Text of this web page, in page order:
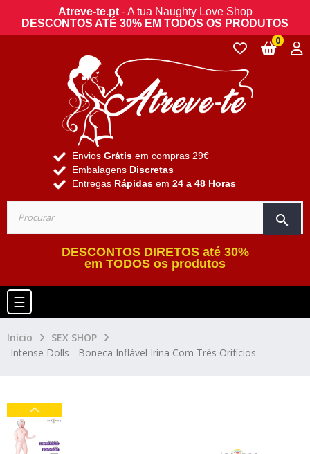
Atreve-te.pt- A tua Naughty Love Shop
DESCONTOS ATÉ 30% EM TODOS OS PRODUTOS
Envios Grátis em compras 29€
Embalagens Discretas
Entregas Rápidas em 24 a 48 Horas
search
0
DESCONTOS DIRETOS até 30%
em TODOS os produtos
Toggle navigation
☰
Início
SEX SHOP
Intense Dolls - Boneca Inflável Irina Com Três Orifícios